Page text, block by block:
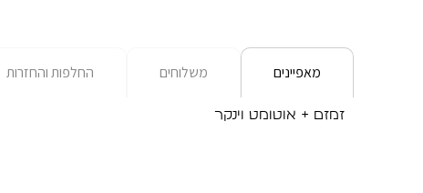
מאפיינים משלוחים החלפות והחזרות
זמזם + אוטומט וינקר